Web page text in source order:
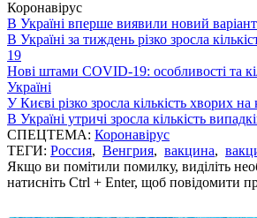
Коронавірус
В Україні вперше виявили новий
В Україні за тиждень різко зросла
19
Нові штами COVID-19: особливості та
Україні
У Києві різко зросла кількість хворих на
В Україні утричі зросла кількість
СПЕЦТЕМА: Коронавірус
ТЕГИ: Россия, Венгрия, вакцина,
Якщо ви помітили помилку, виділіть
натисніть Ctrl + Enter, щоб повідомити